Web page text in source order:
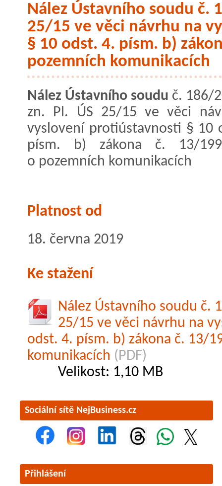
Nález Ústavního soudu č.
25/15 ve věci návrhu na
§ 10 odst. 4. písm. b)
pozemních komunikacích
Nález Ústavního soudu č. 186/
zn. Pl. ÚS 25/15 ve věci
vyslovení protiústavnosti § 10
písm. b) zákona č. 13/
o pozemních komunikacích
Platnost od
18. června 2019
Ke stažení
Nález Ústavního soudu č.
25/15 ve věci návrhu na
odst. 4. písm. b) zákona č. 13/
komunikacích (PDF)
Velikost: 1,10 MB
Sociální sítě NejBusiness.cz
Přihlášení